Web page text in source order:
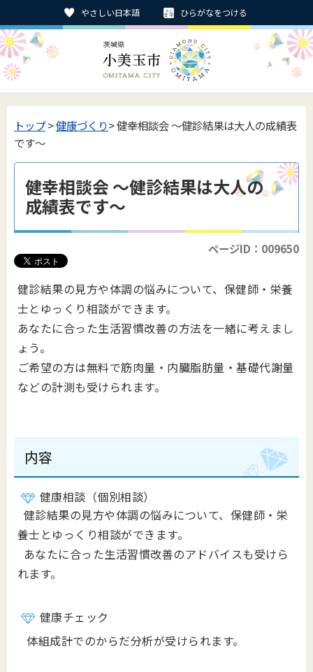
やさしい日本語 ひらがなをつける
トップ>健康づくり> 健幸相談会 ～健診結果は大人の成績表
です～
健幸相談会 ～健診結果は大人の
成績表です～
ページID：009650
健診結果の見方や体調の悩みについて、保健師・栄養
士とゆっくり相談ができます。
あなたに合った生活習慣改善の方法を一緒に考えまし
ょう。
ご希望の方は無料で筋肉量・内臓脂肪量・基礎代謝量
などの計測も受けられます。
内容
健康相談（個別相談）
健診結果の見方や体調の悩みについて、保健師・栄
養士とゆっくり相談ができます。
あなたに合った生活習慣改善のアドバイスも受けら
れます。
健康チェック
体組成計でのからだ分析が受けられます。